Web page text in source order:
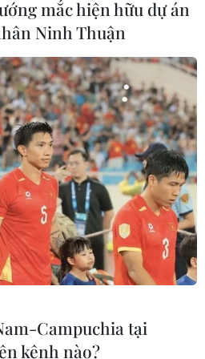
khi
rất sớm
phát triển
bộ, thống
dữ liệu bảo
trưởng
mắc hiện hữu dự án
Ninh Thuận
Campuchia tại
kênh nào?